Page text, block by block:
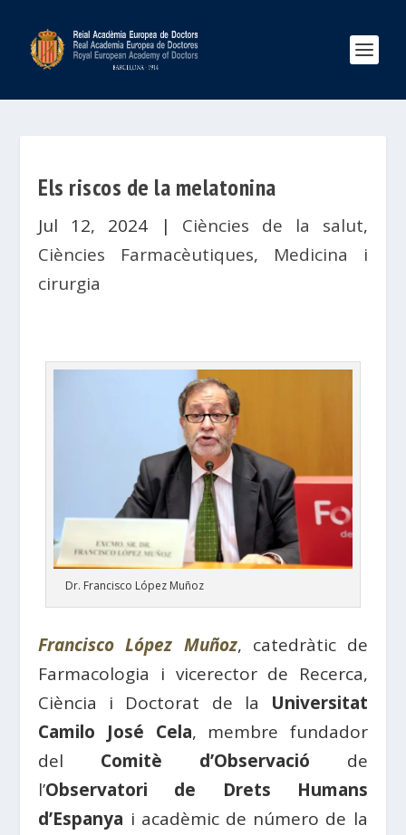
Els riscos de la melatonina
Jul 12, 2024| Ciències de la salut,
Ciències Farmacèutiques, Medicina i
cirurgia
Dr. Francisco López Muñoz
Francisco López Muñoz, catedràtic de
Farmacologia i vicerector de Recerca,
Ciència i Doctorat de la Universitat
Camilo José Cela, membre fundador
del Comitè d’Observació de
l’Observatori de Drets Humans
d’Espanya i acadèmic de número de la